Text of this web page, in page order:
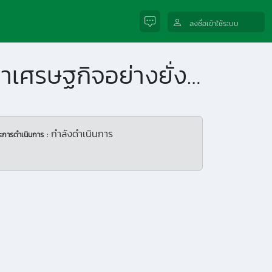
ลงชื่อเข้าใช้ระบบ
นวัตกรรมการเพิ่มมูลค่าทะลายปาล์มเพื่อการพัฒนาเศรษฐกิจอย่างยั่งยืน
การดำเนินการ :กำลังดำเนินการ